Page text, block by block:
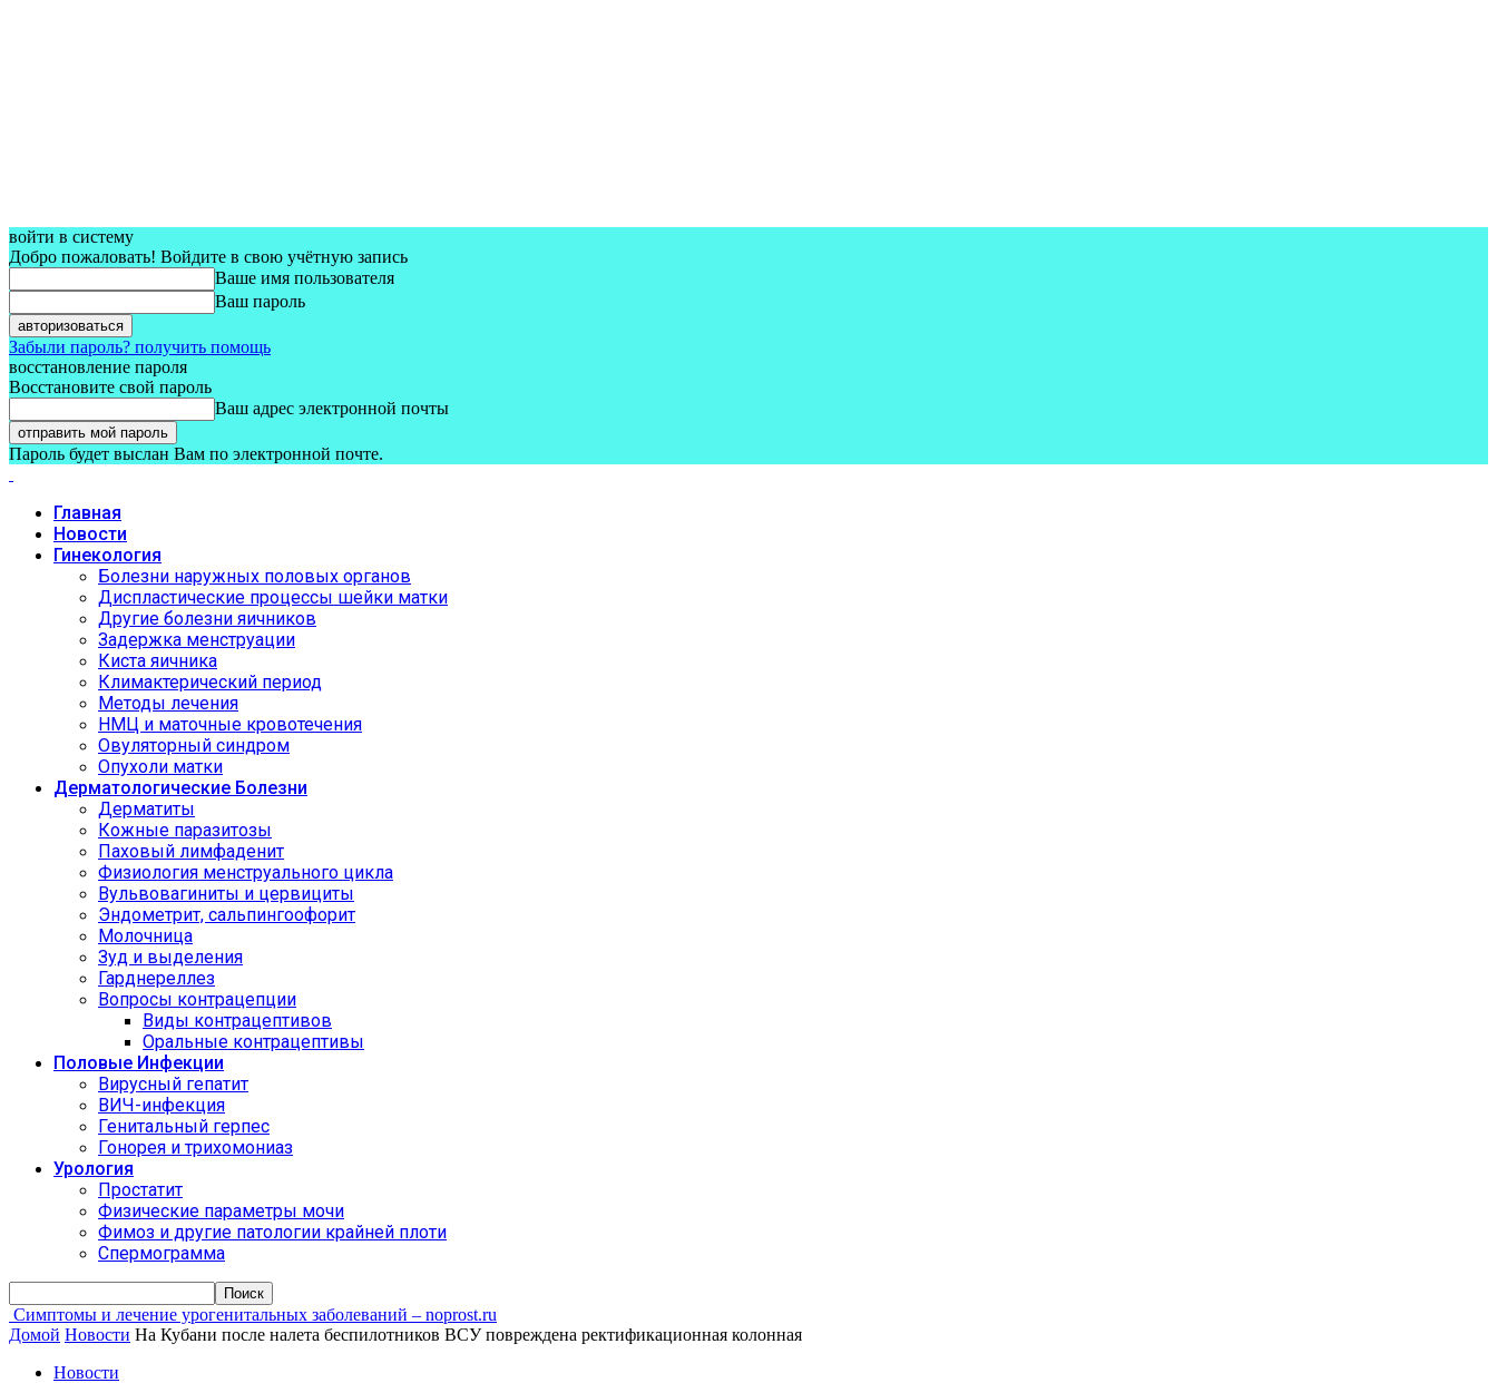
войти в систему
Добро пожаловать! Войдите в свою учётную запись
Ваше имя пользователя
Ваш пароль
Забыли пароль? получить помощь
восстановление пароля
Восстановите свой пароль
Ваш адрес электронной почты
Пароль будет выслан Вам по электронной почте.
Главная
Новости
Гинекология
Болезни наружных половых органов
Диспластические процессы шейки матки
Другие болезни яичников
Задержка менструации
Киста яичника
Климактерический период
Методы лечения
НМЦ и маточные кровотечения
Овуляторный синдром
Опухоли матки
Дерматологические Болезни
Дерматиты
Кожные паразитозы
Паховый лимфаденит
Физиология менструального цикла
Вульвовагиниты и цервициты
Эндометрит, сальпингоофорит
Молочница
Зуд и выделения
Гарднереллез
Вопросы контрацепции
Виды контрацептивов
Оральные контрацептивы
Половые Инфекции
Вирусный гепатит
ВИЧ-инфекция
Генитальный герпес
Гонорея и трихомониаз
Урология
Простатит
Физические параметры мочи
Фимоз и другие патологии крайней плоти
Спермограмма
Симптомы и лечение урогенитальных заболеваний – noprost.ru
Домой Новости На Кубани после налета беспилотников ВСУ повреждена ректификационная колонная
Новости